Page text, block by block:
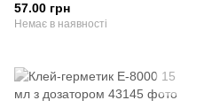
57.00 грн
Немає в наявності